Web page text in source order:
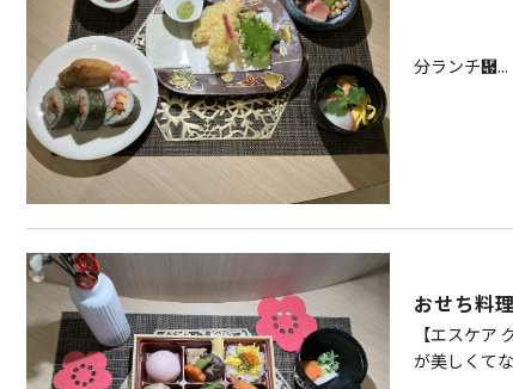
【
少
分ランチ὇...
おせち料
【エスケ
が美しくて